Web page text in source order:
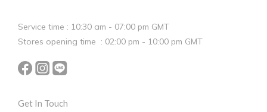
Service time : 10:30 am - 07:00 pm GMT
Stores opening time : 02:00 pm - 10:00 pm GMT
Get In Touch